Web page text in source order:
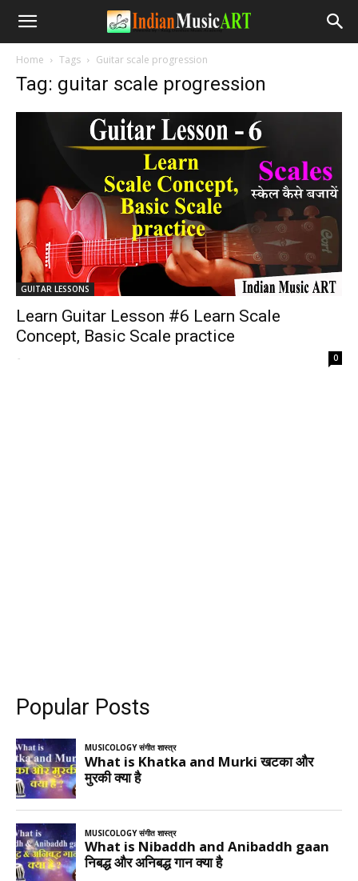
Home Tags Guitar scale progression
Tag: guitar scale progression
GUITAR LESSONS
Learn Guitar Lesson #6 Learn Scale
Concept, Basic Scale practice
- 0
Popular Posts